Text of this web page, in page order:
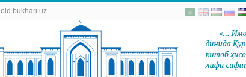
old.bukhari.uz